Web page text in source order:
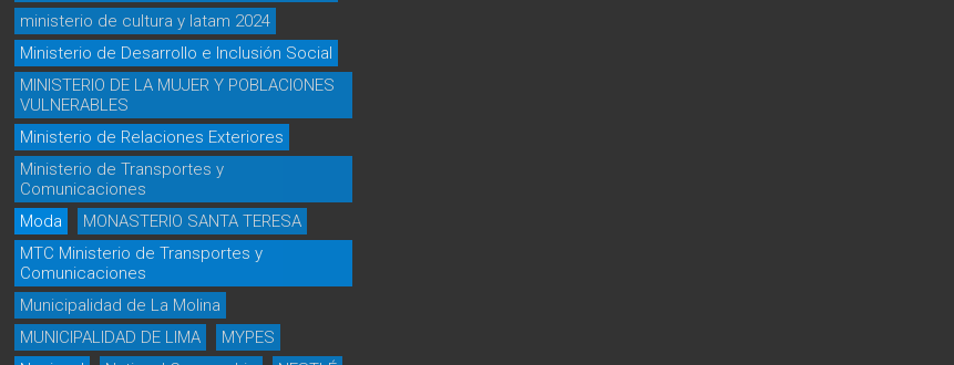
ministerio de cultura y latam 2024
Ministerio de Desarrollo e Inclusión Social
MINISTERIO DE LA MUJER Y POBLACIONES
VULNERABLES
Ministerio de Relaciones Exteriores
Ministerio de Transportes y
Comunicaciones
Moda
MONASTERIO SANTA TERESA
MTC Ministerio de Transportes y
Comunicaciones
Municipalidad de La Molina
MUNICIPALIDAD DE LIMA
MYPES